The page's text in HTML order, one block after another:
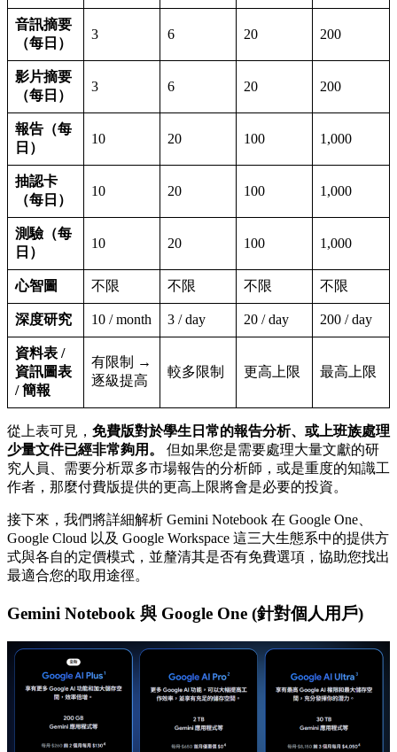
音訊摘要
（每日）
3 6 20 200
影片摘要
（每日）
3 6 20 200
報告（每
日）
10 20 100 1,000
抽認卡
（每日）
10 20 100 1,000
測驗（每
日）
10 20 100 1,000
心智圖 不限 不限 不限 不限
深度研究 10 / month 3 / day 20 / day 200 / day
資料表 /
資訊圖表
/ 簡報
有限制 →
逐級提高
較多限制 更高上限 最高上限
從上表可見， 免費版對於學生日常的報告分析、或上班族處理
少量文件已經非常夠用。
但如果您是需要處理大量文獻的研
究人員、需要分析眾多市場報告的分析師，或是重度的知識工
作者，那麼付費版提供的更高上限將會是必要的投資。
接下來，我們將詳細解析 Gemini Notebook 在 Google One、
Google Cloud 以及 Google Workspace 這三大生態系中的提供方
式與各自的定價模式，並釐清其是否有免費選項，協助您找出
最適合您的取用途徑。
Gemini Notebook 與 Google One (針對個人用戶)